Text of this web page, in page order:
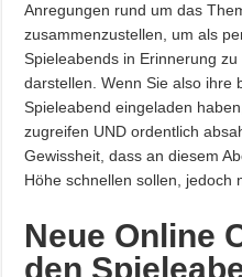
Anregungen rund um das
zusammenzustellen, um als
Spieleabends in Erinnerung
darstellen. Wenn Sie also ihre
Spieleabend eingeladen
zugreifen UND ordentlich
Gewissheit, dass an diesem
Höhe schnellen sollen, jedoch
Neue Online
den